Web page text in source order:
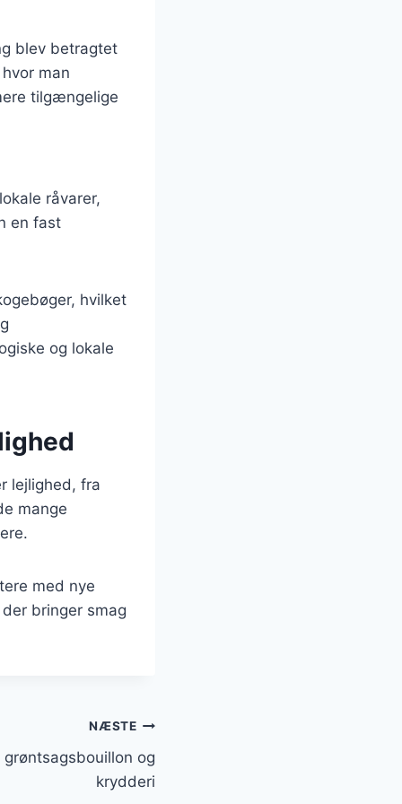
blev betragtet
man
tilgængelige
råvarer,
en fast
hvilket
og lokale
lejlighed, fra
mange
med nye
bringer smag
NÆSTE
og
krydderi